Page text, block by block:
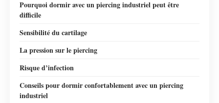
Pourquoi dormir avec un piercing industriel peut être
difficile
Sensibilité du cartilage
La pression sur le piercing
Risque d’infection
Conseils pour dormir confortablement avec un piercing
industriel